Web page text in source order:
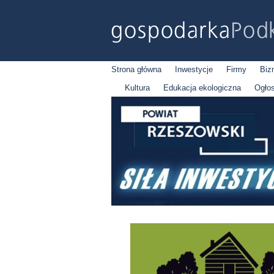
Strona główna Inwestycje Firmy
Kultura
Edukacja ekologiczna